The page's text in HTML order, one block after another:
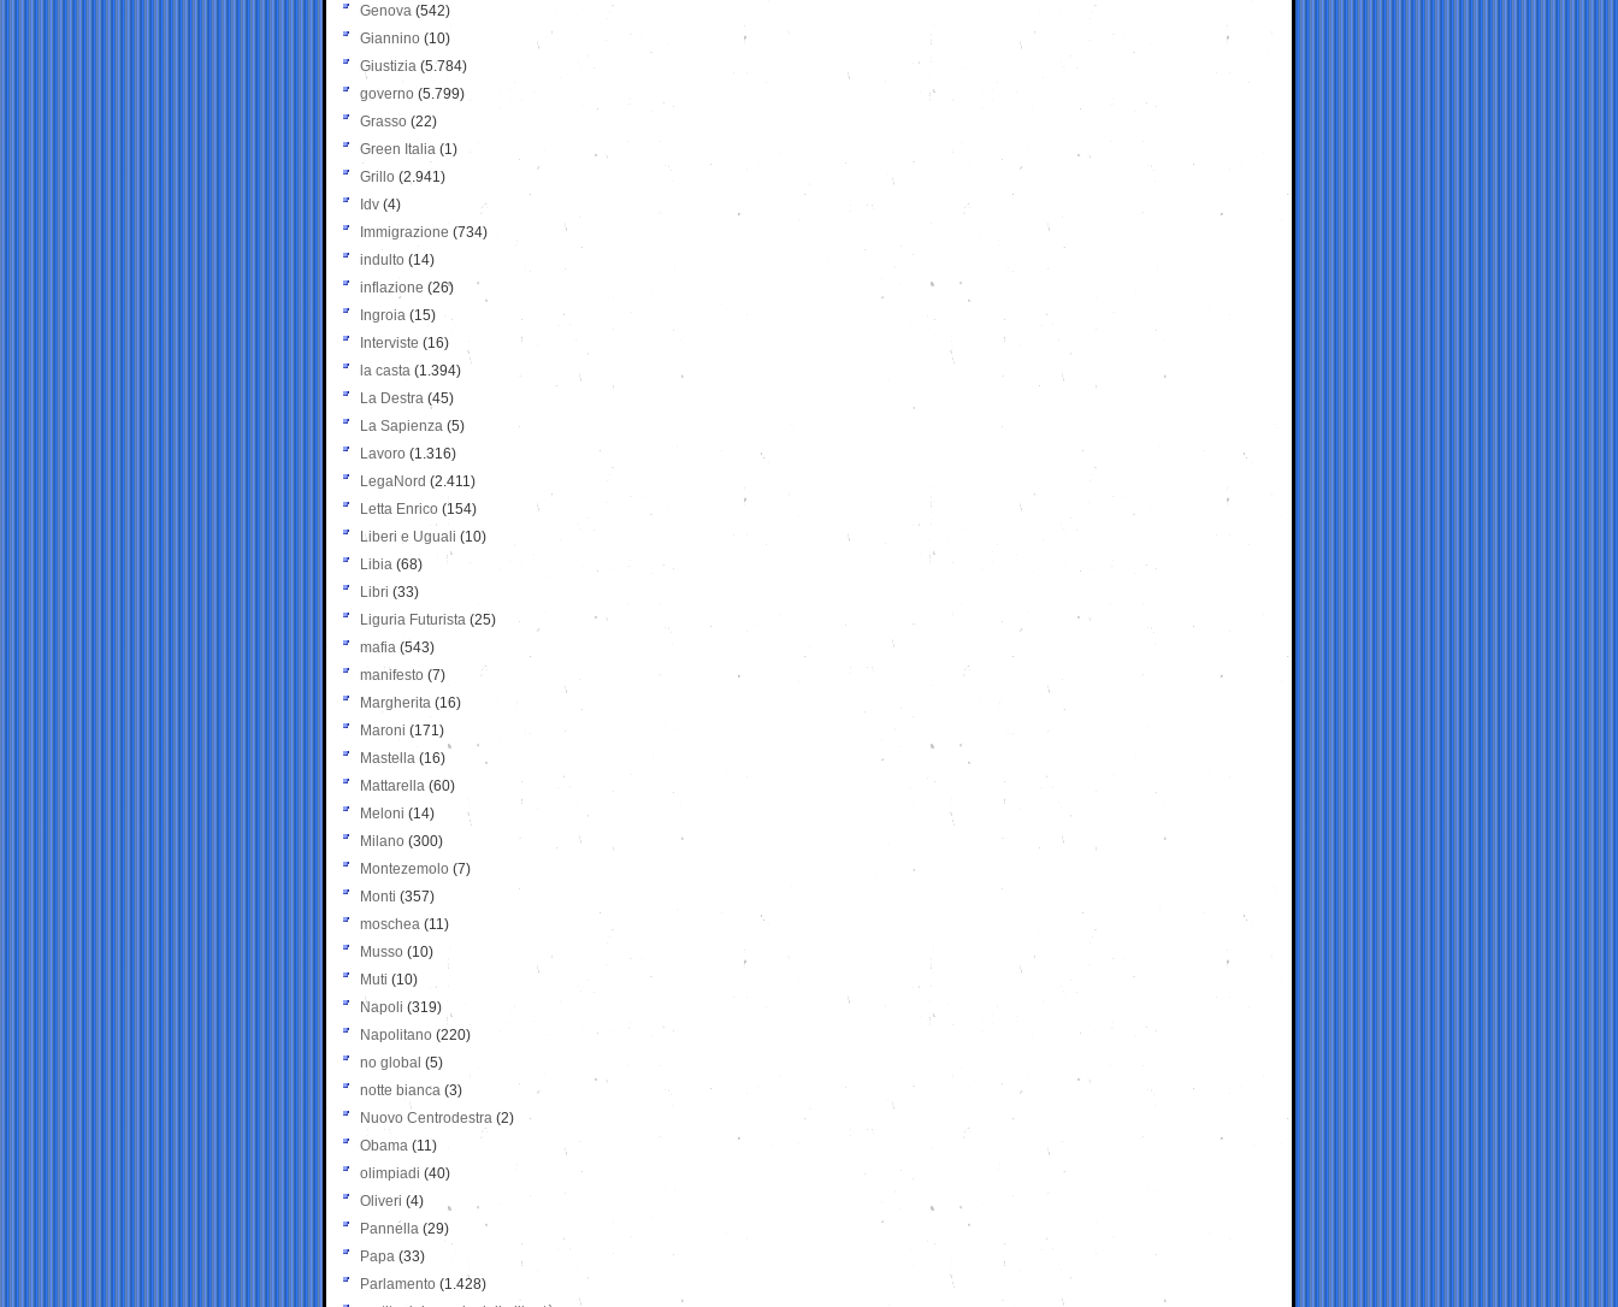
Genova (542)
Giannino (10)
Giustizia (5.784)
governo (5.799)
Grasso (22)
Green Italia (1)
Grillo (2.941)
Idv (4)
Immigrazione (734)
indulto (14)
inflazione (26)
Ingroia (15)
Interviste (16)
la casta (1.394)
La Destra (45)
La Sapienza (5)
Lavoro (1.316)
LegaNord (2.411)
Letta Enrico (154)
Liberi e Uguali (10)
Libia (68)
Libri (33)
Liguria Futurista (25)
mafia (543)
manifesto (7)
Margherita (16)
Maroni (171)
Mastella (16)
Mattarella (60)
Meloni (14)
Milano (300)
Montezemolo (7)
Monti (357)
moschea (11)
Musso (10)
Muti (10)
Napoli (319)
Napolitano (220)
no global (5)
notte bianca (3)
Nuovo Centrodestra (2)
Obama (11)
olimpiadi (40)
Oliveri (4)
Pannella (29)
Papa (33)
Parlamento (1.428)